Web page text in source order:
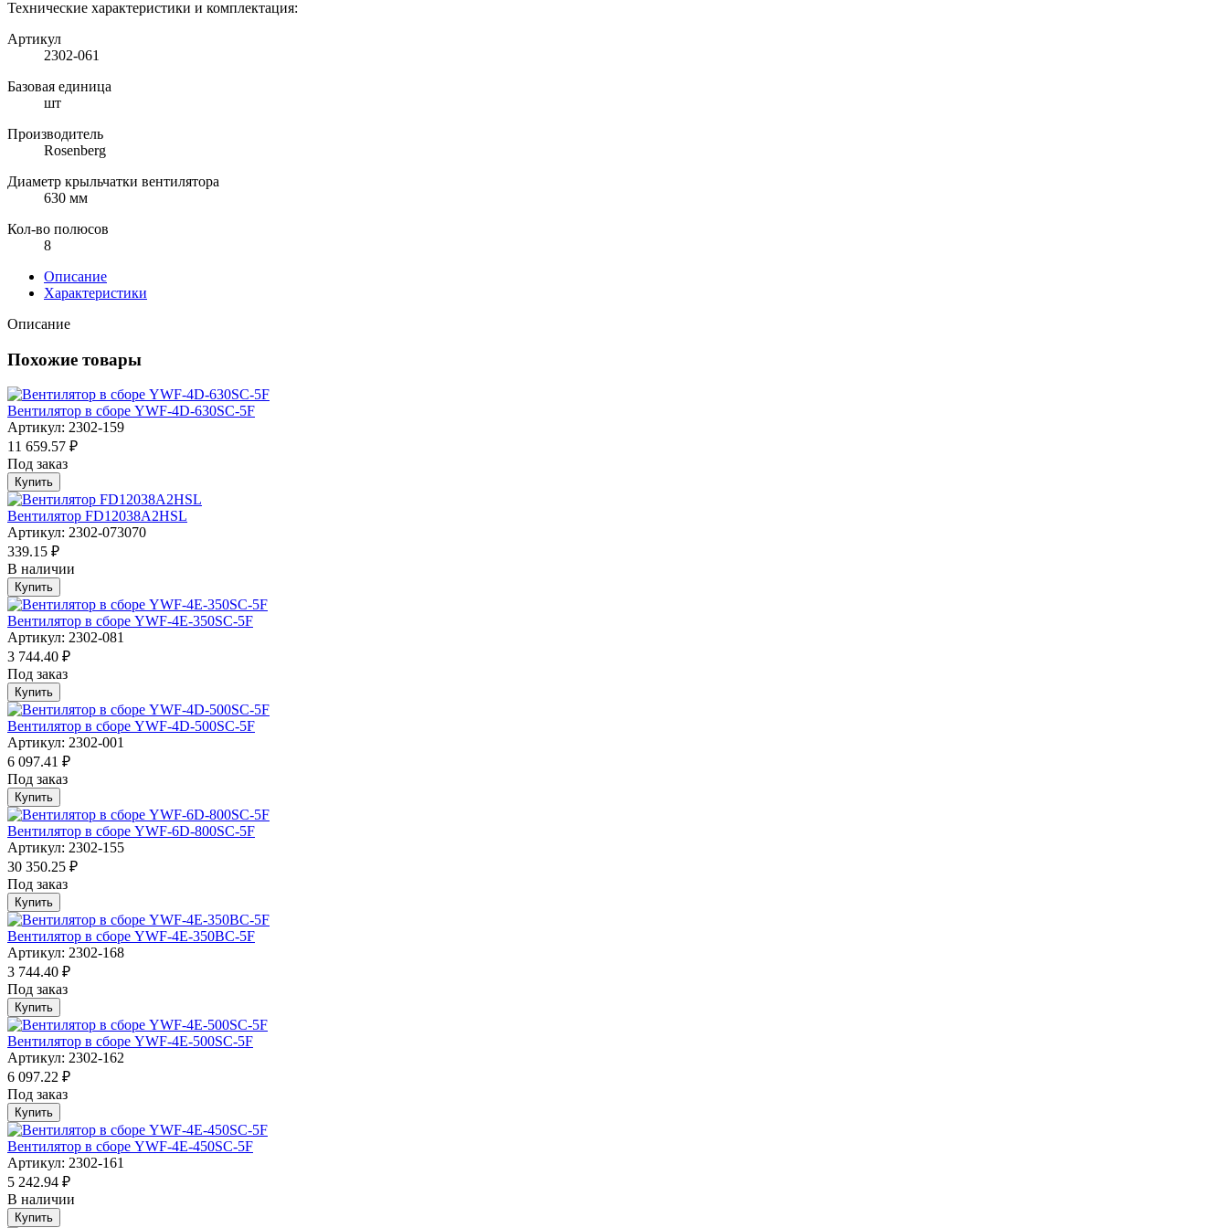
Технические характеристики и комплектация:
Артикул
2302-061
Базовая единица
шт
Производитель
Rosenberg
Диаметр крыльчатки вентилятора
630 мм
Кол-во полюсов
8
Описание
Характеристики
Описание
Похожие товары
Вентилятор в сборе YWF-4D-630SC-5F
Артикул: 2302-159
11 659.57 ₽
Под заказ
Купить
Вентилятор FD12038A2HSL
Артикул: 2302-073070
339.15 ₽
В наличии
Купить
Вентилятор в сборе YWF-4E-350SC-5F
Артикул: 2302-081
3 744.40 ₽
Под заказ
Купить
Вентилятор в сборе YWF-4D-500SC-5F
Артикул: 2302-001
6 097.41 ₽
Под заказ
Купить
Вентилятор в сборе YWF-6D-800SC-5F
Артикул: 2302-155
30 350.25 ₽
Под заказ
Купить
Вентилятор в сборе YWF-4E-350BC-5F
Артикул: 2302-168
3 744.40 ₽
Под заказ
Купить
Вентилятор в сборе YWF-4E-500SC-5F
Артикул: 2302-162
6 097.22 ₽
Под заказ
Купить
Вентилятор в сборе YWF-4E-450SC-5F
Артикул: 2302-161
5 242.94 ₽
В наличии
Купить